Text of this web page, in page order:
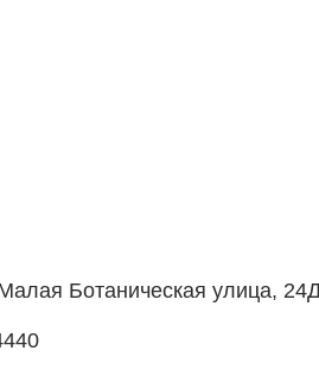
Ботаническая улица,